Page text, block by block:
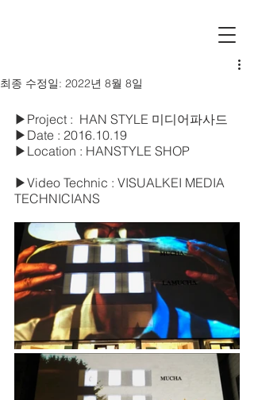
최종 수정일: 2022년 8월 8일
▶Project :  HAN STYLE 미디어파사드
▶Date : 2016.10.19
▶Location : HANSTYLE SHOP
▶Video Technic : VISUALKEI MEDIA
TECHNICIANS